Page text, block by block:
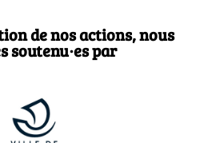
de nos actions, nous
soutenu·es par